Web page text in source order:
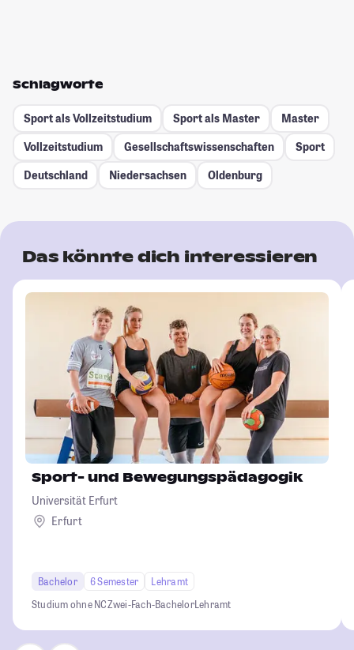
Schlagworte
Sport als Vollzeitstudium Sport als Master
Master
Vollzeitstudium
Gesellschafts­wissenschaften
Sport
Deutschland
Niedersachsen Oldenburg
Das könnte dich interessieren
Sport- und Bewegungspädagogik
Universität Erfurt
Erfurt
Bachelor 6 Semester
Lehramt
Studium ohne NCZwei-Fach-BachelorLehramt